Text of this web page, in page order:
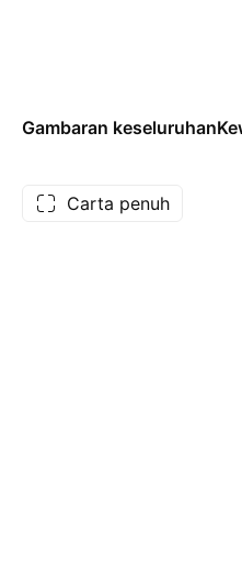
Gambaran keseluruhan
Carta penuh